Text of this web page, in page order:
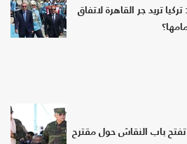
مصري لـ"عربي21": تركيا تريد جر القاهرة لاتفاق
تفتح باب النقاش حول مقترح